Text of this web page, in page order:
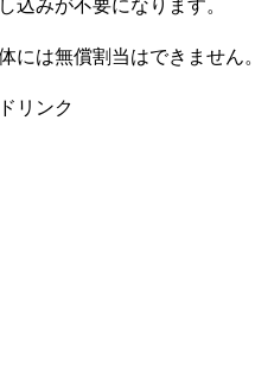
込みが不要になります。
には無償割当はできません。
リンク